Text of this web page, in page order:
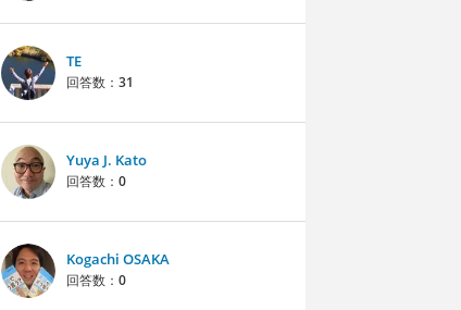
TE
回答数： 31
Yuya J. Kato
回答数： 0
Kogachi OSAKA
回答数： 0